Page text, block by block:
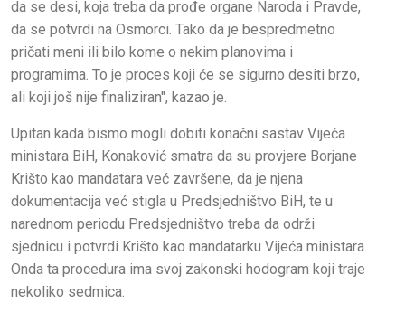
da se desi, koja treba da prođe organe Naroda i Pravde,
da se potvrdi na Osmorci. Tako da je bespredmetno
pričati meni ili bilo kome o nekim planovima i
programima. To je proces koji će se sigurno desiti brzo,
ali koji još nije finaliziran", kazao je.
Upitan kada bismo mogli dobiti konačni sastav Vijeća
ministara BiH, Konaković smatra da su provjere Borjane
Krišto kao mandatara već završene, da je njena
dokumentacija već stigla u Predsjedništvo BiH, te u
narednom periodu Predsjedništvo treba da održi
sjednicu i potvrdi Krišto kao mandatarku Vijeća ministara.
Onda ta procedura ima svoj zakonski hodogram koji traje
nekoliko sedmica.